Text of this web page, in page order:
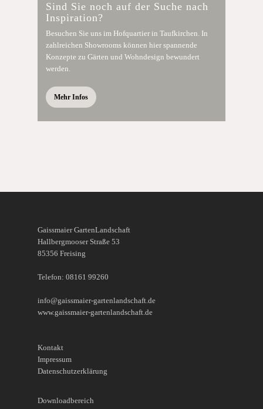
Sind Sie noch auf der Suche nach
Inspiration?
Besuchen Sie uns im Hofquartier in Taufkirchen. In
zahlreichen Showrooms können hier spannende
Konzepte zu Gärten und Wohndesign bewundert
werden.
Mehr Infos
Gaissmaier GartenLandschaft
Hallbergmooser Straße 53
85356 Freising
Telefon: 08161 99260
info@gaissmaier-gartenlandschaft.de
www.gaissmaier-gartenlandschaft.de
Kontakt
Impressum
Datenschutzerklärung
Downloadbereich